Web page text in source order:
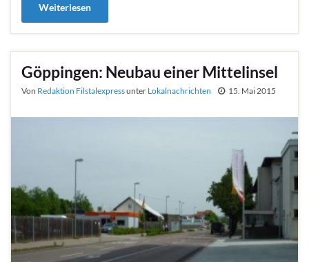
Weiterlesen
Göppingen: Neubau einer Mittelinsel
Von Redaktion Filstalexpressunter Lokalnachrichten 15. Mai 2015